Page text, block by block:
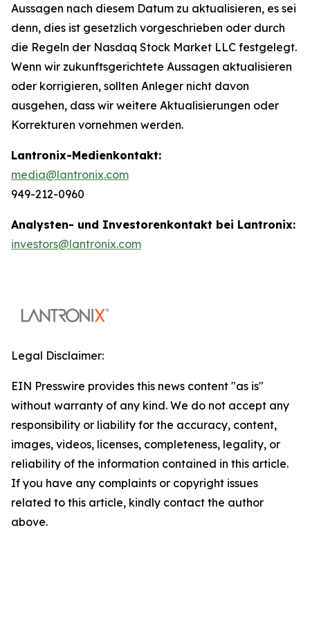
Aussagen nach diesem Datum zu aktualisieren, es sei
denn, dies ist gesetzlich vorgeschrieben oder durch
die Regeln der Nasdaq Stock Market LLC festgelegt.
Wenn wir zukunftsgerichtete Aussagen aktualisieren
oder korrigieren, sollten Anleger nicht davon
ausgehen, dass wir weitere Aktualisierungen oder
Korrekturen vornehmen werden.
Lantronix-Medienkontakt:
media@lantronix.com
949-212-0960
Analysten- und Investorenkontakt bei Lantronix:
investors@lantronix.com
Legal Disclaimer:
EIN Presswire provides this news content "as is"
without warranty of any kind. We do not accept any
responsibility or liability for the accuracy, content,
images, videos, licenses, completeness, legality, or
reliability of the information contained in this article.
If you have any complaints or copyright issues
related to this article, kindly contact the author
above.